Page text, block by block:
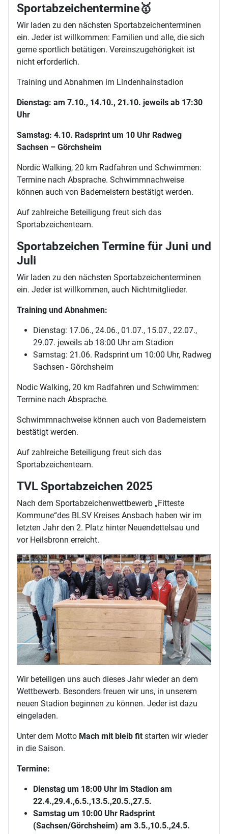
Sportabzeichentermine🥇
Wir laden zu den nächsten Sportabzeichenterminen
ein. Jeder ist willkommen: Familien und alle, die sich
gerne sportlich betätigen. Vereinszugehörigkeit ist
nicht erforderlich.
Training und Abnahmen im Lindenhainstadion
Dienstag: am 7.10., 14.10., 21.10. jeweils ab 17:30
Uhr
Samstag: 4.10. Radsprint um 10 Uhr Radweg
Sachsen – Görchsheim
Nordic Walking, 20 km Radfahren und Schwimmen:
Termine nach Absprache. Schwimmnachweise
können auch von Bademeistern bestätigt werden.
Auf zahlreiche Beteiligung freut sich das
Sportabzeichenteam.
Sportabzeichen Termine für Juni und
Juli
Wir laden zu den nächsten Sportabzeichenterminen
ein. Jeder ist willkommen, auch Nichtmitglieder.
Training und Abnahmen:
Dienstag: 17.06., 24.06., 01.07., 15.07., 22.07.,
29.07. jeweils ab 18:00 Uhr am Stadion
Samstag: 21.06. Radsprint um 10:00 Uhr, Radweg
Sachsen - Görchsheim
Nodic Walking, 20 km Radfahren und Schwimmen:
Termine nach Absprache.
Schwimmnachweise können auch von Bademeistern
bestätigt werden.
Auf zahlreiche Beteiligung freut sich das
Sportabzeichenteam.
TVL Sportabzeichen 2025
Nach dem Sportabzeichenwettbewerb „Fitteste
Kommune“des BLSV Kreises Ansbach haben wir im
letzten Jahr den 2. Platz hinter Neuendettelsau und
vor Heilsbronn erreicht.
Wir beteiligen uns auch dieses Jahr wieder an dem
Wettbewerb. Besonders freuen wir uns, in unserem
neuen Stadion beginnen zu können. Jeder ist dazu
eingeladen.
Unter dem Motto Mach mit bleib fit starten wir wieder
in die Saison.
Termine:
Dienstag um 18:00 Uhr im Stadion am
22.4.,29.4.,6.5.,13.5.,20.5.,27.5.
Samstag um 10:00 Uhr Radsprint
(Sachsen/Görchsheim) am 3.5.,10.5.,24.5.